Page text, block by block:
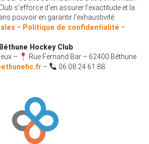
s’efforce d’en assurer l’exactitude et la
pouvoir en garantir l’exhaustivité.
– Politique de confidentialité –
Béthune Hockey Club
–
Rue Fernand Bar – 62400 Béthune
– 06 08 24 61 88